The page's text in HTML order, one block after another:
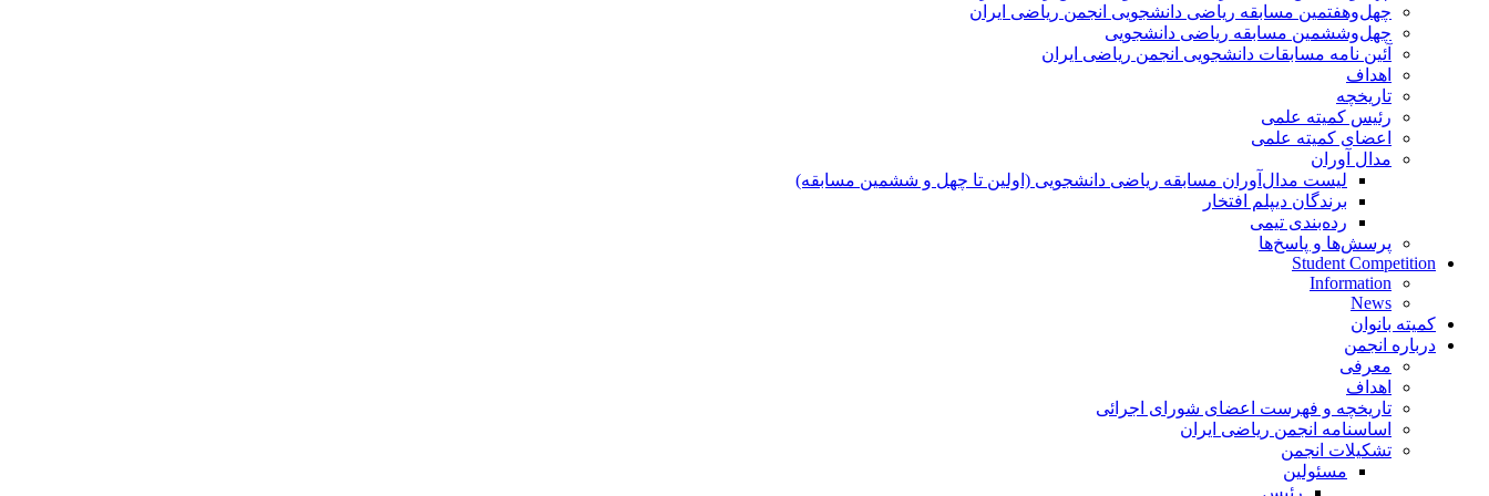
چهل‌و‌هفتمین مسابقه ریاضی دانشجویی انجمن ریاضی ایران
چهل‌و‌ششمین مسابقه ریاضی دانشجویی
آئین نامه مسابقات دانشجویی انجمن ریاضی ایران
اهداف
تاریخچه
رئیس کمیته علمی
اعضای کمیته علمی
مدال آوران
لیست مدال‌آوران مسابقه ریاضی دانشجویی (اولین تا چهل‌ و ششمین مسابقه)
برندگان دیپلم افتخار
رده‌بندی تیمی
پرسش‌ها و پاسخ‌ها
Student Competition
Information
News
کمیته بانوان
درباره انجمن
معرفی
اهداف
تاریخچه و فهرست اعضای شورای اجرائی
اساسنامه انجمن ریاضی ایران
تشکیلات انجمن
مسئولین
رئیس